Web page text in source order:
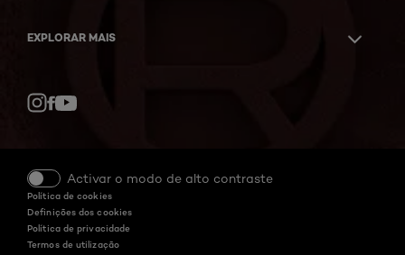
EXPLORAR MAIS
Activar o modo de alto contraste
Política de cookies
Definições dos cookies
Política de privacidade
Termos de utilização